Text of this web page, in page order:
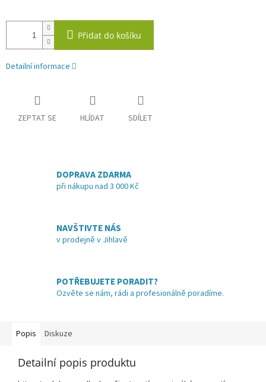
Přidat do košíku
Detailní informace
ZEPTAT SE HLÍDAT SDÍLET
DOPRAVA ZDARMA
při nákupu nad 3 000 Kč
NAVŠTIVTE NÁS
v prodejně v Jihlavě
POTŘEBUJETE PORADIT?
Ozvěte se nám, rádi a profesionálně poradíme.
Popis Diskuze
Detailní popis produktu